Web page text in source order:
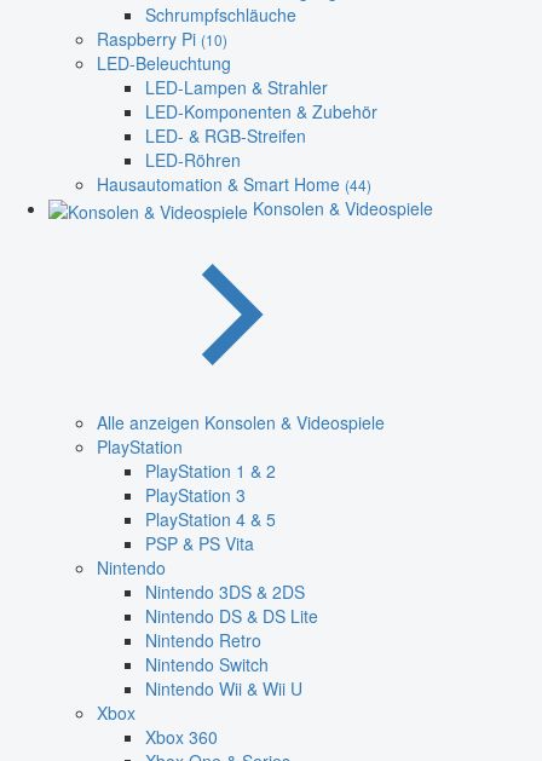
Schrumpfschläuche
Raspberry Pi (10)
LED-Beleuchtung
LED-Lampen & Strahler
LED-Komponenten & Zubehör
LED- & RGB-Streifen
LED-Röhren
Hausautomation & Smart Home (44)
Konsolen & Videospiele
Alle anzeigen Konsolen & Videospiele
PlayStation
PlayStation 1 & 2
PlayStation 3
PlayStation 4 & 5
PSP & PS Vita
Nintendo
Nintendo 3DS & 2DS
Nintendo DS & DS Lite
Nintendo Retro
Nintendo Switch
Nintendo Wii & Wii U
Xbox
Xbox 360